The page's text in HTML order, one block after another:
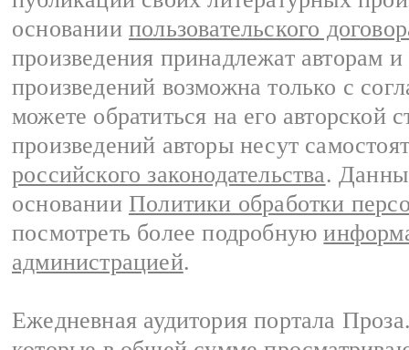
основании пользовательского
произведения принадлежат авторам
произведений возможна только с
можете обратиться на его авторской
произведений авторы несут
российского законодательства.
основании Политики обработки
посмотреть более подробную
администрацией.
Ежедневная аудитория портала